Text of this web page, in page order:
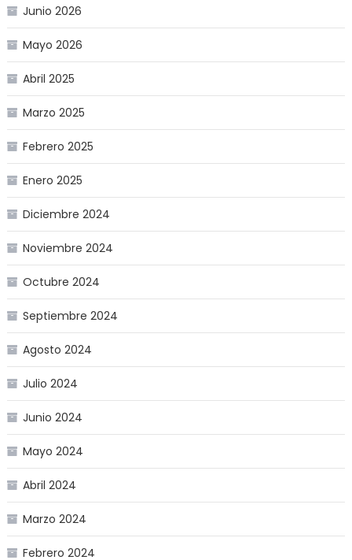
Junio 2026
Mayo 2026
Abril 2025
Marzo 2025
Febrero 2025
Enero 2025
Diciembre 2024
Noviembre 2024
Octubre 2024
Septiembre 2024
Agosto 2024
Julio 2024
Junio 2024
Mayo 2024
Abril 2024
Marzo 2024
Febrero 2024